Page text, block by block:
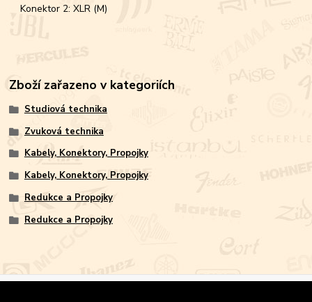
Konektor 2: XLR (M)
Zboží zařazeno v kategoriích
Studiová technika
Zvuková technika
Kabely, Konektory, Propojky
Kabely, Konektory, Propojky
Redukce a Propojky
Redukce a Propojky